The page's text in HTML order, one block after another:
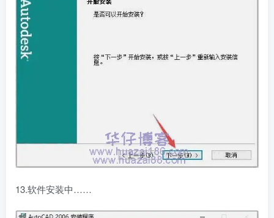
13.软件安装中……